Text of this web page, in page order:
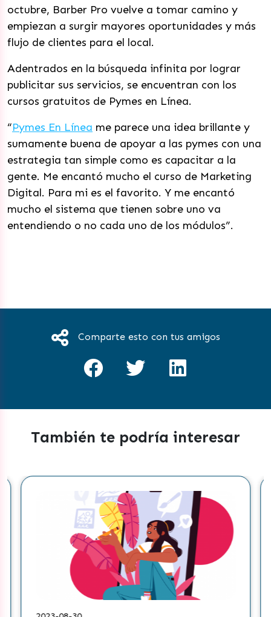
octubre, Barber Pro vuelve a tomar camino y
empiezan a surgir mayores oportunidades y más
flujo de clientes para el local.
Adentrados en la búsqueda infinita por lograr
publicitar sus servicios, se encuentran con los
cursos gratuitos de Pymes en Línea.
“Pymes En Línea me parece una idea brillante y
sumamente buena de apoyar a las pymes con una
estrategia tan simple como es capacitar a la
gente. Me encantó mucho el curso de Marketing
Digital. Para mi es el favorito. Y me encantó
mucho el sistema que tienen sobre uno va
entendiendo o no cada uno de los módulos”.
Comparte esto con tus amigos
También te podría interesar